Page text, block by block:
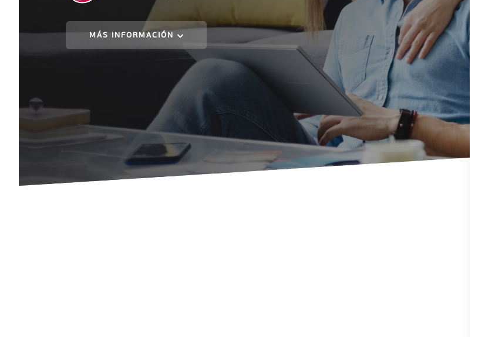
MÁS INFORMACIÓN